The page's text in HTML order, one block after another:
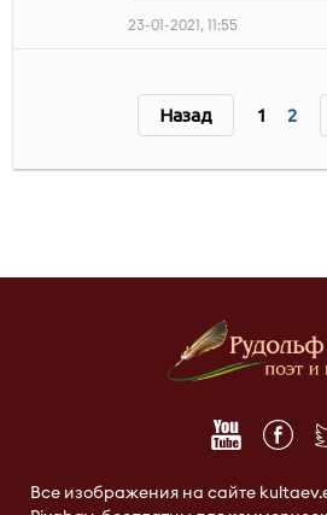
23-01-2021, 11:55
Назад 1 2
Все изображения на сайте